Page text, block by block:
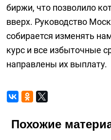
биржи, что позволило
вверх. Руководство
собирается изменять
курс и все избыточные
направлены их выплату.
Похожие